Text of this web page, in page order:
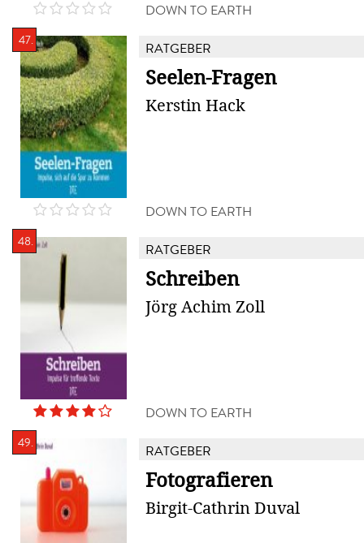
DOWN TO EARTH
47. RATGEBER
Seelen-Fragen
Kerstin Hack
DOWN TO EARTH
48. RATGEBER
Schreiben
Jörg Achim Zoll
DOWN TO EARTH
49. RATGEBER
Fotografieren
Birgit-Cathrin Duval